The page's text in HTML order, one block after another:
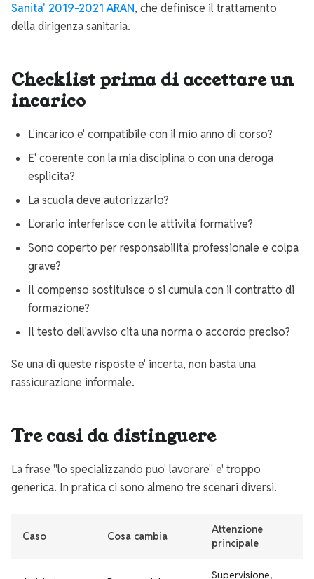
Sanita' 2019-2021 ARAN, che definisce il trattamento
della dirigenza sanitaria.
Checklist prima di accettare un
incarico
L'incarico e' compatibile con il mio anno di corso?
E' coerente con la mia disciplina o con una deroga
esplicita?
La scuola deve autorizzarlo?
L'orario interferisce con le attivita' formative?
Sono coperto per responsabilita' professionale e colpa
grave?
Il compenso sostituisce o si cumula con il contratto di
formazione?
Il testo dell'avviso cita una norma o accordo preciso?
Se una di queste risposte e' incerta, non basta una
rassicurazione informale.
Tre casi da distinguere
La frase "lo specializzando puo' lavorare" e' troppo
generica. In pratica ci sono almeno tre scenari diversi.
Caso Cosa cambia
Attenzione
principale
Supervisione,